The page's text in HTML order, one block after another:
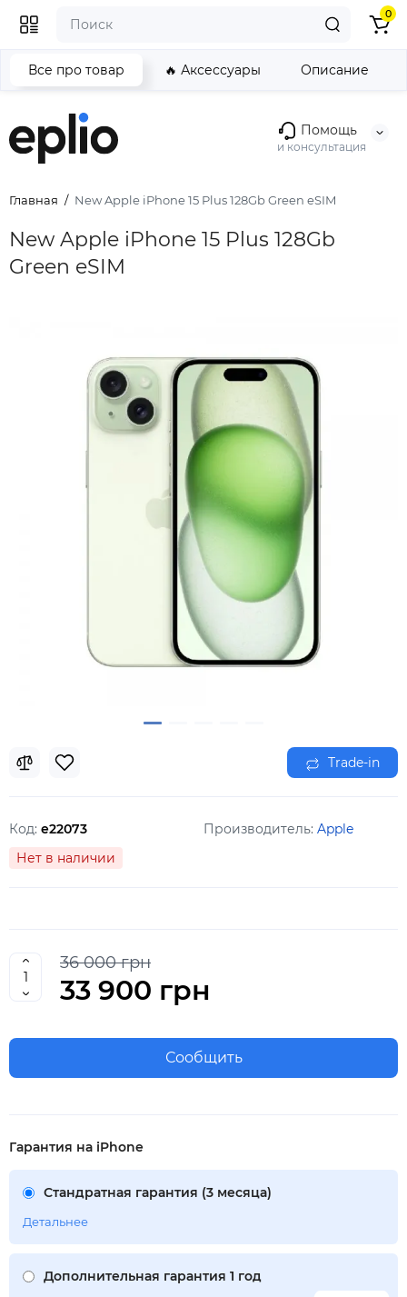
Помощь
и консультация
0
Главная New Apple iPhone 15 Plus 128Gb Green eSIM
New Apple iPhone 15 Plus 128Gb
Green eSIM
Все про товар 🔥 Аксессуары Описание
Trade-in
Код: e22073 Производитель: Apple
Нет в наличии
36 000 грн
33 900 грн
Сообщить
Гарантия на iPhone
Стандратная гарантия (3 месяца)
Детальнее
Дополнительная гарантия 1 год